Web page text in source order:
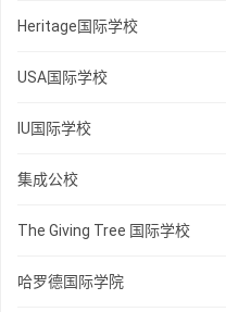
Heritage国际学校
USA国际学校
IU国际学校
集成公校
The Giving Tree 国际学校
哈罗德国际学院